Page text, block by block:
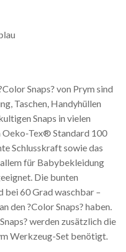
Snaps? von Prym sind
Taschen, Handyhüllen
Snaps in vielen
Oeko-Tex® Standard 100
Schlusskraft sowie das
für Babybekleidung
Die bunten
bei 60 Grad waschbar –
den ?Color Snaps? haben.
werden zusätzlich die
Werkzeug-Set benötigt.